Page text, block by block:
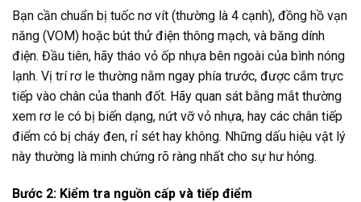
Bạn cần chuẩn bị tuốc nơ vít (thường là 4 cạnh), đồng hồ vạn
năng (VOM) hoặc bút thử điện thông mạch, và băng dính
điện. Đầu tiên, hãy tháo vỏ ốp nhựa bên ngoài của bình nóng
lạnh. Vị trí rơ le thường nằm ngay phía trước, được cắm trực
tiếp vào chân của thanh đốt. Hãy quan sát bằng mắt thường
xem rơ le có bị biến dạng, nứt vỡ vỏ nhựa, hay các chân tiếp
điểm có bị cháy đen, rỉ sét hay không. Những dấu hiệu vật lý
này thường là minh chứng rõ ràng nhất cho sự hư hỏng.
Bước 2: Kiểm tra nguồn cấp và tiếp điểm